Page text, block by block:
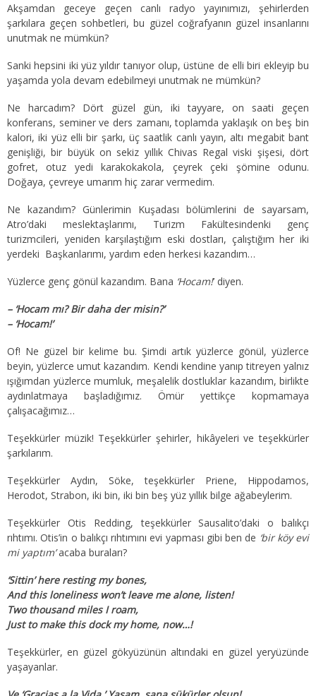
Akşamdan geceye geçen canlı radyo yayınımızı, şehirlerden
şarkılara geçen sohbetleri, bu güzel coğrafyanın güzel insanlarını
unutmak ne mümkün?
Sanki hepsini iki yüz yıldır tanıyor olup, üstüne de elli biri ekleyip bu
yaşamda yola devam edebilmeyi unutmak ne mümkün?
Ne harcadım? Dört güzel gün, iki tayyare, on saati geçen
konferans, seminer ve ders zamanı, toplamda yaklaşık on beş bin
kalori, iki yüz elli bir şarkı, üç saatlik canlı yayın, altı megabit bant
genişliği, bir büyük on sekiz yıllık Chivas Regal viski şişesi, dört
gofret, otuz yedi karakokakola, çeyrek çeki şömine odunu.
Doğaya, çevreye umarım hiç zarar vermedim.
Ne kazandım? Günlerimin Kuşadası bölümlerini de sayarsam,
Atro’daki meslektaşlarımı, Turizm Fakültesindenki genç
turizmcileri, yeniden karşılaştığım eski dostları, çalıştığım her iki
yerdeki Başkanlarımı, yardım eden herkesi kazandım…
Yüzlerce genç gönül kazandım. Bana ‘Hocam!’ diyen.
– ‘Hocam mı? Bir daha der misin?’
– ‘Hocam!’
Of! Ne güzel bir kelime bu. Şimdi artık yüzlerce gönül, yüzlerce
beyin, yüzlerce umut kazandım. Kendi kendine yanıp titreyen yalnız
ışığımdan yüzlerce mumluk, meşalelik dostluklar kazandım, birlikte
aydınlatmaya başladığımız. Ömür yettikçe kopmamaya
çalışacağımız…
Teşekkürler müzik! Teşekkürler şehirler, hikâyeleri ve teşekkürler
şarkılarım.
Teşekkürler Aydın, Söke, teşekkürler Priene, Hippodamos,
Herodot, Strabon, iki bin, iki bin beş yüz yıllık bilge ağabeylerim.
Teşekkürler Otis Redding, teşekkürler Sausalito’daki o balıkçı
rıhtımı. Otis’in o balıkçı rıhtımını evi yapması gibi ben de ‘bir köy evi
mi yaptım’acaba buraları?
‘Sittin’ here resting my bones,
And this loneliness won’t leave me alone, listen!
Two thousand miles I roam,
Just to make this dock my home, now…!
Teşekkürler, en güzel gökyüzünün altındaki en güzel yeryüzünde
yaşayanlar.